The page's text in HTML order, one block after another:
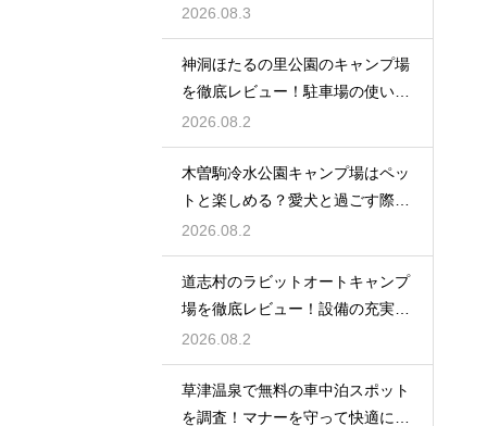
む服装術
2026.08.3
神洞ほたるの里公園のキャンプ場
を徹底レビュー！駐車場の使い勝
手も解説
2026.08.2
木曽駒冷水公園キャンプ場はペッ
トと楽しめる？愛犬と過ごす際の
ルール
2026.08.2
道志村のラビットオートキャンプ
場を徹底レビュー！設備の充実度
を大公開
2026.08.2
草津温泉で無料の車中泊スポット
を調査！マナーを守って快適に過